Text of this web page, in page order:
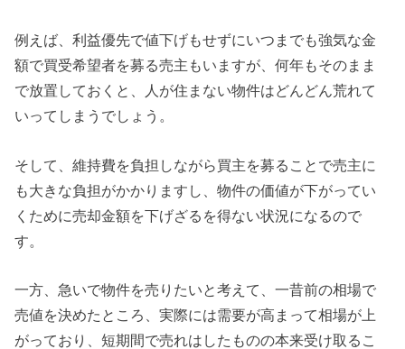
例えば、利益優先で値下げもせずにいつまでも強気な金
額で買受希望者を募る売主もいますが、何年もそのまま
で放置しておくと、人が住まない物件はどんどん荒れて
いってしまうでしょう。
そして、維持費を負担しながら買主を募ることで売主に
も大きな負担がかかりますし、物件の価値が下がってい
くために売却金額を下げざるを得ない状況になるので
す。
一方、急いで物件を売りたいと考えて、一昔前の相場で
売値を決めたところ、実際には需要が高まって相場が上
がっており、短期間で売れはしたものの本来受け取るこ